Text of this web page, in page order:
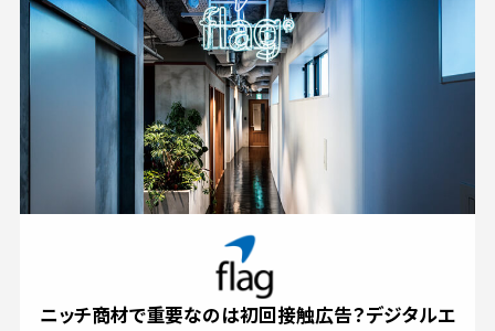
ニッチ商材で重要なのは初回接触広告？デジタルエ